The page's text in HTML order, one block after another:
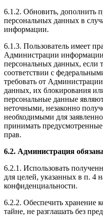
6.1.2. Обновить, дополнить
персональных данных в
информации.
6.1.3. Пользователь имеет
Администрации
персональных данных, если
соответствии с
требовать от
данных, их блокирования
персональные данные
неточными, незаконно
необходимыми для
принимать
прав.
6.2. Администрация
6.2.1. Использовать
для целей, указанных в п. 4
конфиденциальности.
6.2.2. Обеспечить хранение
тайне, не разглашать без